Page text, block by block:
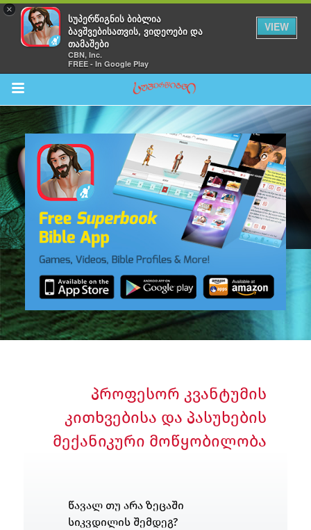
×
სუპერწიგნის ბიბლია
ბავშვებისათვის, ვიდეოები და
თამაშები
CBN, Inc.
FREE - In Google Play
VIEW
Return to Content
ბავშვებისთვის
პროფესორ კვანტუმის
კითხვებისა და პასუხების
მექანიკური მოწყობილობა
წავალ თუ არა ზეცაში
სიკვდილის შემდეგ?